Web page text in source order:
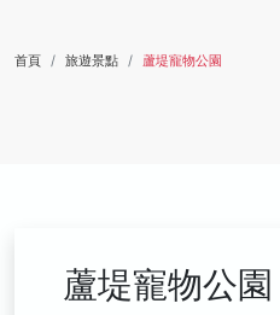
首頁 旅遊景點 蘆堤寵物公園
蘆堤寵物公園